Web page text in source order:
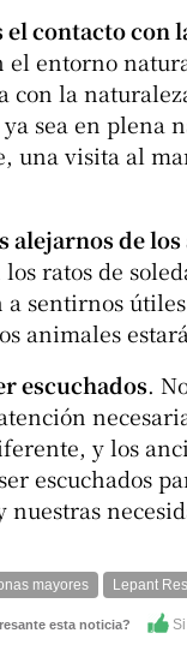
el contacto con
el entorno
con la
ya sea en plena
una visita al
alejarnos de
ratos de
a sentirnos
animales
escuchados.
y los
escuchados
mayores Lepant
esta noticia? Si